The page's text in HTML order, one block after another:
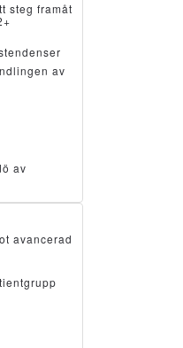
steg framåt
av
av
avancerad